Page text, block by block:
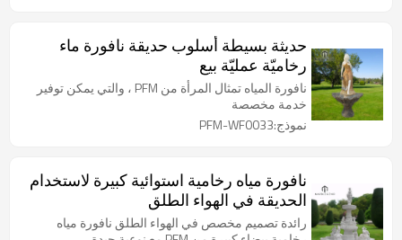
حديثة بسيطة أسلوب حديقة نافورة ماء
رخاميّة عمليّة بيع
نافورة المياه تمثال المرأة من PFM ، والتي يمكن توفير
خدمة مخصصة
نموذج:PFM-WF0033
نافورة مياه رخامية استوائية كبيرة لاستخدام
الحديقة في الهواء الطلق
رائدة تصميم مخصص في الهواء الطلق نافورة مياه